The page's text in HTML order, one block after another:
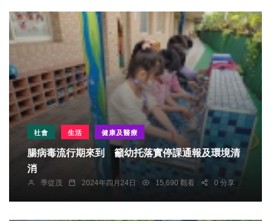
社會 生活 健康及醫療
腸病毒流行期來到 籲幼托落實停課通報及環境清
消
季從茂 2024年四月24日 15,690 觀看 0 分享